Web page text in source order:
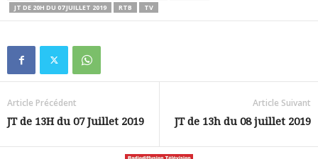
JT DE 20H DU 07 JUILLET 2019
RTB TV
Article Précédent
JT de 13H du 07 Juillet 2019
Article Suivant
JT de 13h du 08 juillet 2019